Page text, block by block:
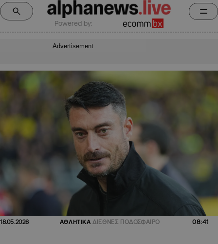
Powered by:
Advertisement
18.05.2026 ΑΘΛΗΤΙΚΑ ΔΙΕΘΝΕΣ ΠΟΔΟΣΦΑΙΡΟ 08:41